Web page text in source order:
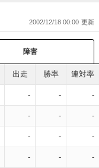
2002/12/18 00:00
障害
出走 勝率 連対率
- - -
- - -
- - -
- - -